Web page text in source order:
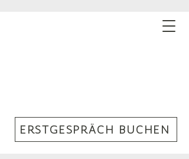
ERSTGESPRÄCH BUCHEN